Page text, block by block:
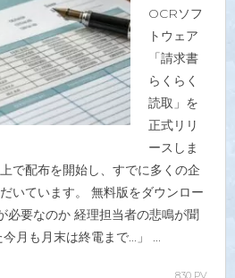
OCRソフ
トウェア
「請求書
らくらく
読取」を
正式リリ
ースしま
で配布を開始し、すでに多くの企
いています。 無料版をダウンロー
必要なのか 経理担当者の悲鳴が聞
月も月末は終電まで...」 ...
830 PV